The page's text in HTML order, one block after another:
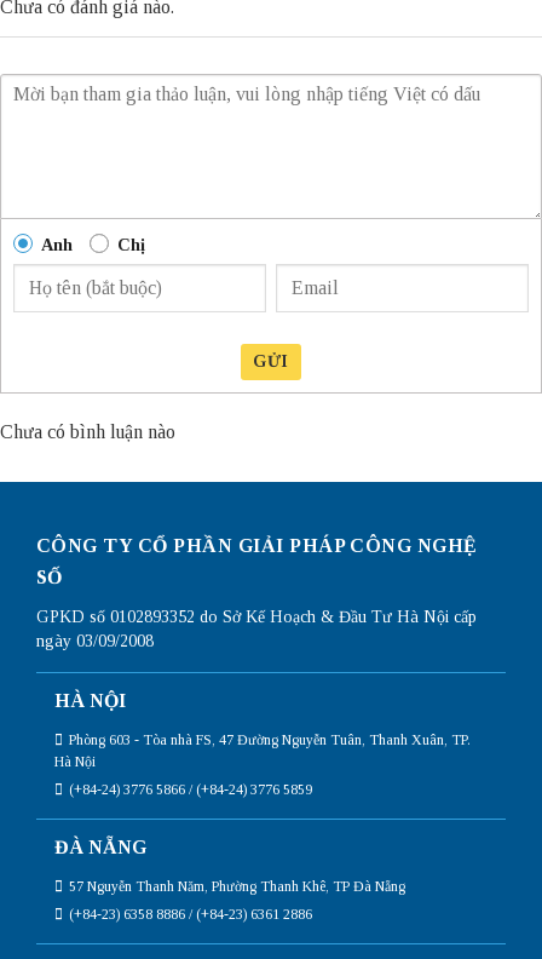
Chưa có đánh giá nào.
Anh Chị
GỬI
Chưa có bình luận nào
CÔNG TY CỔ PHẦN GIẢI PHÁP CÔNG NGHỆ
SỐ
GPKD số 0102893352 do Sở Kế Hoạch & Đầu Tư Hà Nội cấp
ngày 03/09/2008
HÀ NỘI
Phòng 603 - Tòa nhà FS, 47 Đường Nguyễn Tuân, Thanh Xuân, TP.
Hà Nội
(+84-24) 3776 5866 / (+84-24) 3776 5859
ĐÀ NẴNG
57 Nguyễn Thanh Năm, Phường Thanh Khê, TP Đà Nẵng
(+84-23) 6358 8886 / (+84-23) 6361 2886